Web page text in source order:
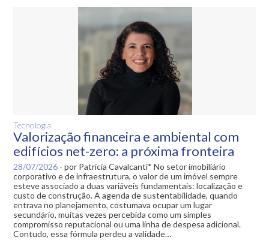
Tecnologia
Valorização financeira e ambiental com
edifícios net-zero: a próxima fronteira
28/07/2026 -por Patrícia Cavalcanti* No setor imobiliário
corporativo e de infraestrutura, o valor de um imóvel sempre
esteve associado a duas variáveis fundamentais: localização e
custo de construção. A agenda de sustentabilidade, quando
entrava no planejamento, costumava ocupar um lugar
secundário, muitas vezes percebida como um simples
compromisso reputacional ou uma linha de despesa adicional.
Contudo, essa fórmula perdeu a validade…